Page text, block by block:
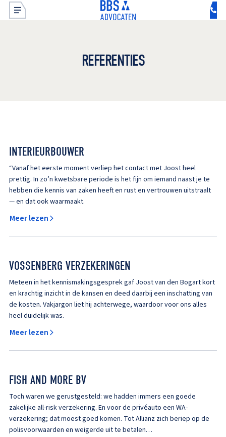
REFERENTIES
INTERIEURBOUWER
“Vanaf het eerste moment verliep het contact met Joost heel
prettig. In zo’n kwetsbare periode is het fijn om iemand naast je te
hebben die kennis van zaken heeft en rust en vertrouwen uitstraalt
— en dat ook waarmaakt.
Meer lezen
VOSSENBERG VERZEKERINGEN
Meteen in het kennismakingsgesprek gaf Joost van den Bogart kort
en krachtig inzicht in de kansen en deed daarbij een inschatting van
de kosten. Vakjargon liet hij achterwege, waardoor voor ons alles
heel duidelijk was.
Meer lezen
FISH AND MORE BV
Toch waren we gerustgesteld: we hadden immers een goede
zakelijke all-risk verzekering. En voor de privéauto een WA-
verzekering; dat moest goed komen. Tot Allianz zich beriep op de
polisvoorwaarden en weigerde uit te betalen…